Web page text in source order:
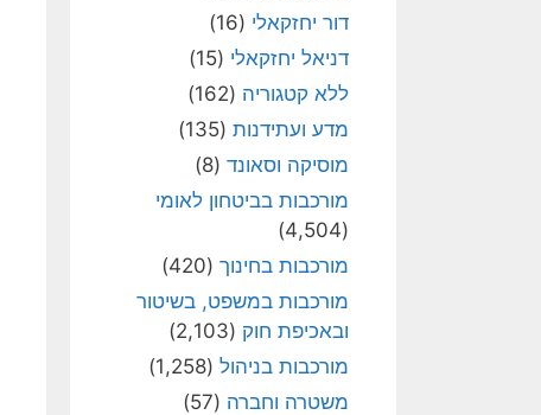
דור יחזקאלי (16)
דניאל יחזקאלי (15)
ללא קטגוריה (162)
מדע ועתידנות (135)
מוסיקה וסאונד (8)
מורכבות בביטחון לאומי
(4,504)
מורכבות בחינוך (420)
מורכבות במשפט, בשיטור
ובאכיפת חוק (2,103)
מורכבות בניהול (1,258)
משטרה וחברה (57)